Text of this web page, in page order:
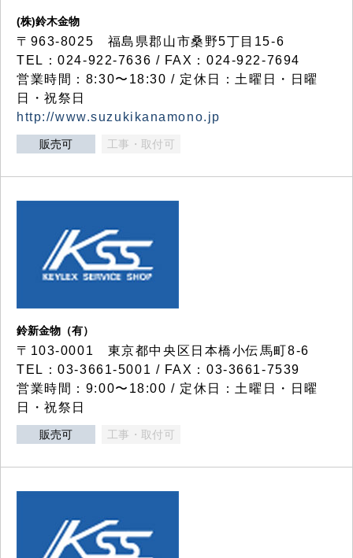
(株)鈴木金物
〒963-8025 福島県郡山市桑野5丁目15-6
TEL：024-922-7636 / FAX：024-922-7694
営業時間：8:30〜18:30 / 定休日：土曜日・日曜
日・祝祭日
http://www.suzukikanamono.jp
販売可 工事・取付可
鈴新金物（有）
〒103-0001 東京都中央区日本橋小伝馬町8-6
TEL：03-3661-5001 / FAX：03-3661-7539
営業時間：9:00〜18:00 / 定休日：土曜日・日曜
日・祝祭日
販売可 工事・取付可